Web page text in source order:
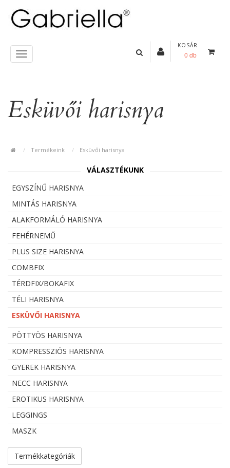
KOSÁR
0 db
Esküvői harisnya
Termékeink Esküvői harisnya
VÁLASZTÉKUNK
EGYSZÍNŰ HARISNYA
MINTÁS HARISNYA
ALAKFORMÁLÓ HARISNYA
FEHÉRNEMŰ
PLUS SIZE HARISNYA
COMBFIX
TÉRDFIX/BOKAFIX
TÉLI HARISNYA
ESKÜVŐI HARISNYA
PÖTTYÖS HARISNYA
KOMPRESSZIÓS HARISNYA
GYEREK HARISNYA
NECC HARISNYA
EROTIKUS HARISNYA
LEGGINGS
MASZK
Termékkategóriák